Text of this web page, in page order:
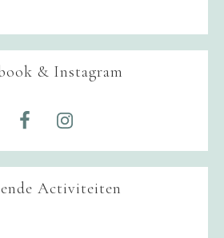
& Instagram
Activiteiten